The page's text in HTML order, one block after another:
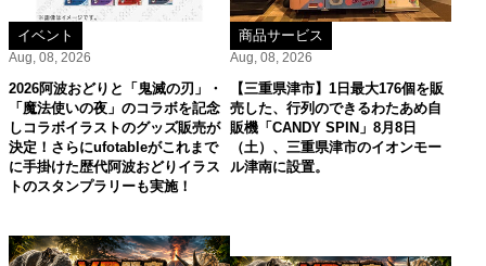
イベント
Aug, 08, 2026
2026阿波おどりと「鬼滅の刃」・
「魔法使いの夜」のコラボを記念
しコラボイラストのグッズ販売が
決定！さらにufotableがこれまで
に手掛けた歴代阿波おどりイラス
トのスタンプラリーも実施！
商品サービス
Aug, 08, 2026
【三重県津市】1日最大176個を販
売した、行列のできるわたあめ自
販機「CANDY SPIN」8月8日
（土）、三重県津市のイオンモー
ル津南に設置。